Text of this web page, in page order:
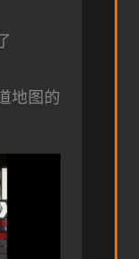
地图的